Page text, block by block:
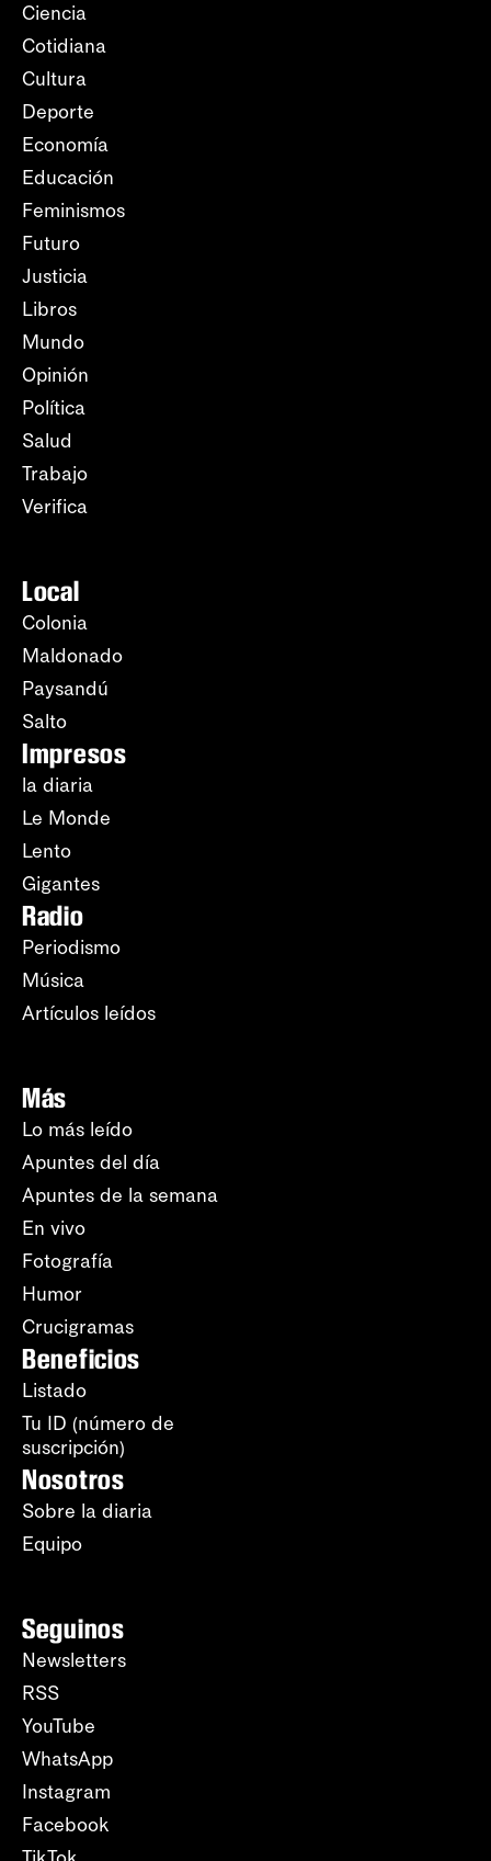
Ciencia
Cotidiana
Cultura
Deporte
Economía
Educación
Feminismos
Futuro
Justicia
Libros
Mundo
Opinión
Política
Salud
Trabajo
Verifica
Local
Colonia
Maldonado
Paysandú
Salto
Impresos
la diaria
Le Monde
Lento
Gigantes
Radio
Periodismo
Música
Artículos leídos
Más
Lo más leído
Apuntes del día
Apuntes de la semana
En vivo
Fotografía
Humor
Crucigramas
Beneficios
Listado
Tu ID (número de
suscripción)
Nosotros
Sobre la diaria
Equipo
Seguinos
Newsletters
RSS
YouTube
WhatsApp
Instagram
Facebook